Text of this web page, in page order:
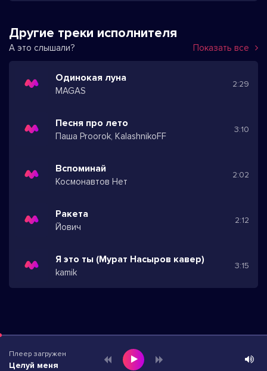
Другие треки исполнителя
А это слышали? Показать все
Одинокая луна
MAGAS
2:29
Песня про лето
Паша Proorok, KalashnikoFF
3:10
Вспоминай
Космонавтов Нет
2:02
Ракета
Йович
2:12
Я это ты (Мурат Насыров кавер)
kamik
3:15
Плеер загружен
Целуй меня